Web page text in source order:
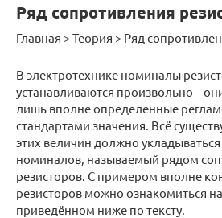
Ряд сопротивления
Главная > Теория > Ряд
В электротехнике номиналы
устанавливаются произвольно –
лишь вполне определенные
стандартами значения. Всё
этих величин должно
номиналов, называемый рядом
резисторов. С примером вполне
резисторов можно ознакомиться на
приведённом ниже по тексту.